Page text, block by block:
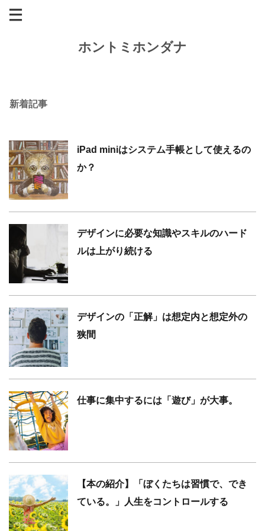
ホントミホンダナ
新着記事
iPad miniはシステム手帳として使えるの
か？
デザインに必要な知識やスキルのハード
ルは上がり続ける
デザインの「正解」は想定内と想定外の
狭間
仕事に集中するには「遊び」が大事。
【本の紹介】「ぼくたちは習慣で、でき
ている。」人生をコントロールする